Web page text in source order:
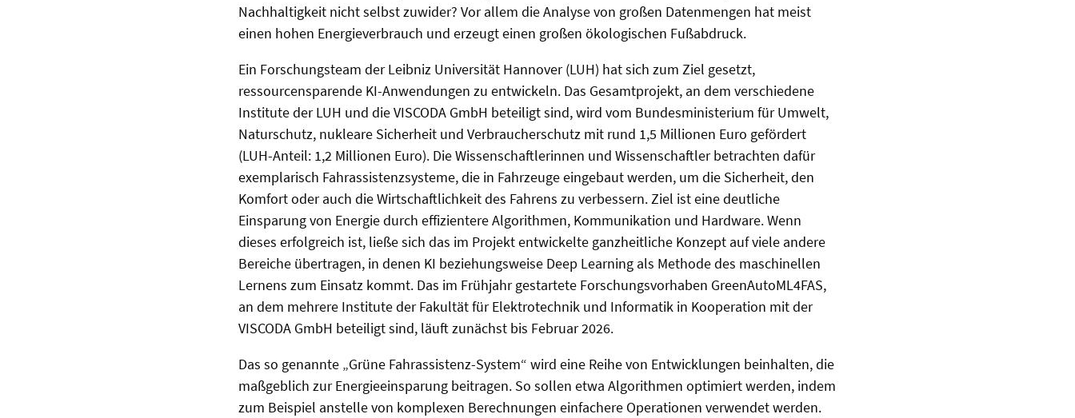
Nachhaltigkeit nicht selbst zuwider? Vor allem die Analyse von großen Datenmengen hat meist
einen hohen Energieverbrauch und erzeugt einen großen ökologischen Fußabdruck.
Ein Forschungsteam der Leibniz Universität Hannover (LUH) hat sich zum Ziel gesetzt,
ressourcensparende KI-Anwendungen zu entwickeln. Das Gesamtprojekt, an dem verschiedene
Institute der LUH und die VISCODA GmbH beteiligt sind, wird vom Bundesministerium für Umwelt,
Naturschutz, nukleare Sicherheit und Verbraucherschutz mit rund 1,5 Millionen Euro gefördert
(LUH-Anteil: 1,2 Millionen Euro). Die Wissenschaftlerinnen und Wissenschaftler betrachten dafür
exemplarisch Fahrassistenzsysteme, die in Fahrzeuge eingebaut werden, um die Sicherheit, den
Komfort oder auch die Wirtschaftlichkeit des Fahrens zu verbessern. Ziel ist eine deutliche
Einsparung von Energie durch effizientere Algorithmen, Kommunikation und Hardware. Wenn
dieses erfolgreich ist, ließe sich das im Projekt entwickelte ganzheitliche Konzept auf viele andere
Bereiche übertragen, in denen KI beziehungsweise Deep Learning als Methode des maschinellen
Lernens zum Einsatz kommt. Das im Frühjahr gestartete Forschungsvorhaben GreenAutoML4FAS,
an dem mehrere Institute der Fakultät für Elektrotechnik und Informatik in Kooperation mit der
VISCODA GmbH beteiligt sind, läuft zunächst bis Februar 2026.
Das so genannte „Grüne Fahrassistenz-System“ wird eine Reihe von Entwicklungen beinhalten, die
maßgeblich zur Energieeinsparung beitragen. So sollen etwa Algorithmen optimiert werden, indem
zum Beispiel anstelle von komplexen Berechnungen einfachere Operationen verwendet werden.